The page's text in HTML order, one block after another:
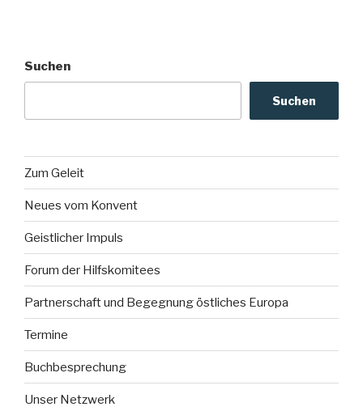
Suchen
Suchen
Zum Geleit
Neues vom Konvent
Geistlicher Impuls
Forum der Hilfskomitees
Partnerschaft und Begegnung östliches Europa
Termine
Buchbesprechung
Unser Netzwerk